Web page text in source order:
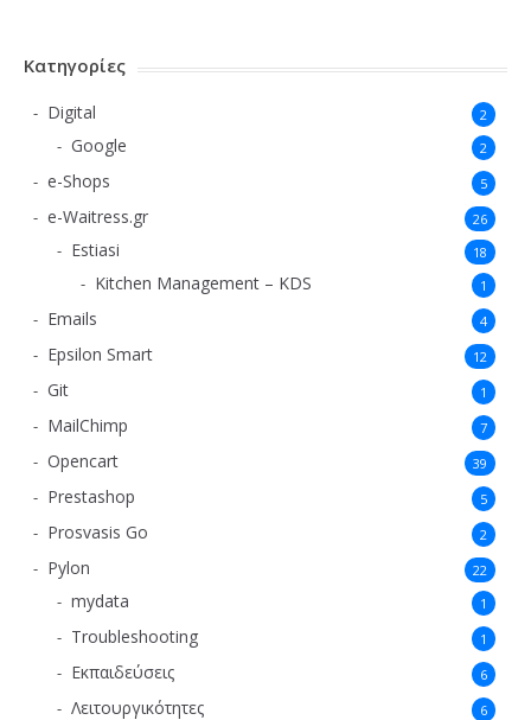
Κατηγορίες
Digital 2
Google 2
e-Shops 5
e-Waitress.gr 26
Estiasi 18
Kitchen Management – KDS 1
Emails 4
Epsilon Smart 12
Git 1
MailChimp 7
Opencart 39
Prestashop 5
Prosvasis Go 2
Pylon 22
mydata 1
Troubleshooting 1
Εκπαιδεύσεις 6
Λειτουργικότητες 6